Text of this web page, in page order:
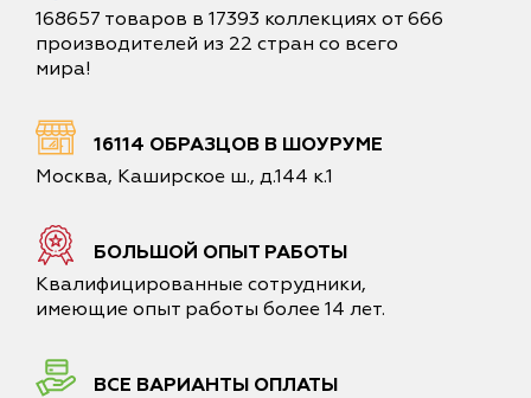
168657 товаров в 17393 коллекциях от 666
производителей из 22 стран со всего
мира!
16114 ОБРАЗЦОВ В ШОУРУМЕ
Москва, Каширское ш., д.144 к.1
БОЛЬШОЙ ОПЫТ РАБОТЫ
Квалифицированные сотрудники,
имеющие опыт работы более 14 лет.
ВСЕ ВАРИАНТЫ ОПЛАТЫ